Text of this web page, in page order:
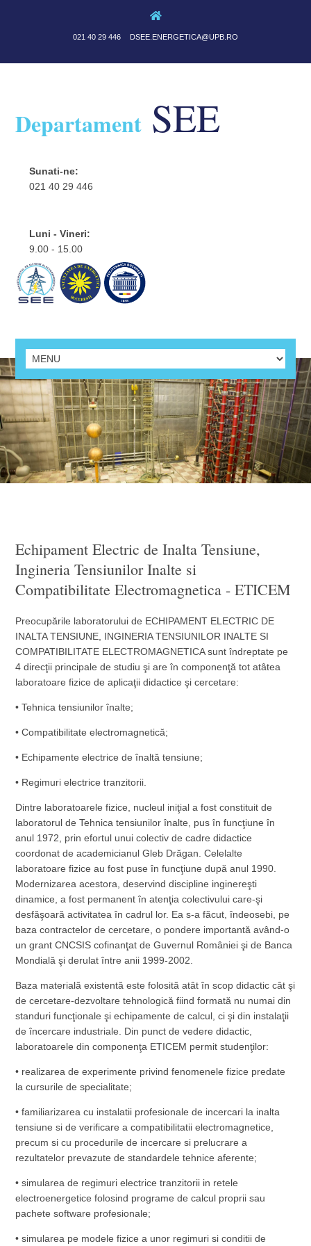
021 40 29 446 DSEE.ENERGETICA@UPB.RO
Departament SEE
Sunati-ne:
021 40 29 446
Luni - Vineri:
9.00 - 15.00
Echipament Electric de Inalta Tensiune,
Ingineria Tensiunilor Inalte si
Compatibilitate Electromagnetica - ETICEM
Preocupările laboratorului de ECHIPAMENT ELECTRIC DE
INALTA TENSIUNE, INGINERIA TENSIUNILOR INALTE SI
COMPATIBILITATE ELECTROMAGNETICA sunt îndreptate pe
4 direcţii principale de studiu şi are în componenţă tot atâtea
laboratoare fizice de aplicaţii didactice şi cercetare:
• Tehnica tensiunilor înalte;
• Compatibilitate electromagnetică;
• Echipamente electrice de înaltă tensiune;
• Regimuri electrice tranzitorii.
Dintre laboratoarele fizice, nucleul iniţial a fost constituit de
laboratorul de Tehnica tensiunilor înalte, pus în funcţiune în
anul 1972, prin efortul unui colectiv de cadre didactice
coordonat de academicianul Gleb Drăgan. Celelalte
laboratoare fizice au fost puse în funcţiune după anul 1990.
Modernizarea acestora, deservind discipline inginereşti
dinamice, a fost permanent în atenţia colectivului care‑şi
desfăşoară activitatea în cadrul lor. Ea s‑a făcut, îndeosebi, pe
baza contractelor de cercetare, o pondere importantă având-o
un grant CNCSIS cofinanţat de Guvernul României şi de Banca
Mondială şi derulat între anii 1999-2002.
Baza materială existentă este folosită atât în scop didactic cât şi
de cercetare‑dezvoltare tehnologică fiind formată nu numai din
standuri funcţionale şi echipamente de calcul, ci şi din instalaţii
de încercare industriale. Din punct de vedere didactic,
laboratoarele din componenţa ETICEM permit studenţilor:
• realizarea de experimente privind fenomenele fizice predate
la cursurile de specialitate;
• familiarizarea cu instalatii profesionale de incercari la inalta
tensiune si de verificare a compatibilitatii electromagnetice,
precum si cu procedurile de incercare si prelucrare a
rezultatelor prevazute de standardele tehnice aferente;
• simularea de regimuri electrice tranzitorii in retele
electroenergetice folosind programe de calcul proprii sau
pachete software profesionale;
• simularea pe modele fizice a unor regimuri si conditii de